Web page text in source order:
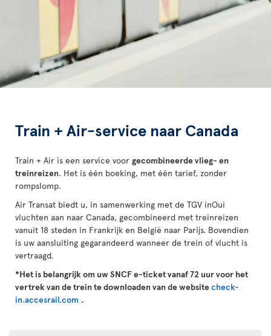
Train + Air-service naar Canada
Train + Air is een service voor gecombineerde vlieg- en
treinreizen. Het is één boeking, met één tarief, zonder
rompslomp.
Air Transat biedt u, in samenwerking met de TGV inOui
vluchten aan naar Canada, gecombineerd met treinreizen
vanuit 18 steden in Frankrijk en België naar Parijs. Bovendien
is uw aansluiting gegarandeerd wanneer de trein of vlucht is
vertraagd.
*Het is belangrijk om uw SNCF e-ticket vanaf 72 uur voor het
vertrek van de trein te downloaden van de websitecheck-
in.accesrail.com .